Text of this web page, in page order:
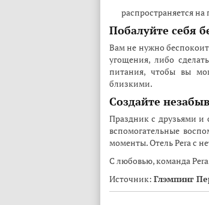
распространяется
Побалуйте себя
Вам не нужно
угощения, либо
питания, чтобы вы
близкими.
Создайте
Праздник с друзьями и
вспомогательные
моменты. Отель Pera с
С любовью, команда
Источник: Глэмпинг